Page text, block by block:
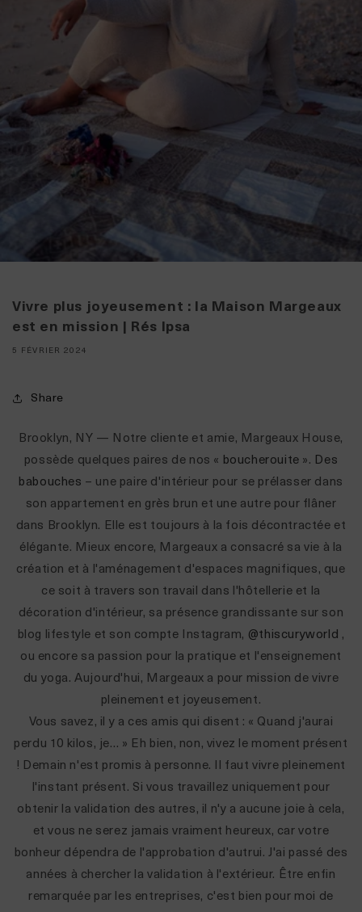
Vivre plus joyeusement : la Maison Margeaux
est en mission | Rés Ipsa
5 FÉVRIER 2024
Share
Brooklyn, NY — Notre cliente et amie, Margeaux House,
possède quelques paires de nos « boucherouite ». Des
babouches – une paire d'intérieur pour se prélasser dans
son appartement en grès brun et une autre pour flâner
dans Brooklyn. Elle est toujours à la fois décontractée et
élégante. Mieux encore, Margeaux a consacré sa vie à la
création et à l'aménagement d'espaces magnifiques, que
ce soit à travers son travail dans l'hôtellerie et la
décoration d'intérieur, sa présence grandissante sur son
blog lifestyle et son compte Instagram, @thiscuryworld ,
ou encore sa passion pour la pratique et l'enseignement
du yoga. Aujourd'hui, Margeaux a pour mission de vivre
pleinement et joyeusement.
Vous savez, il y a ces amis qui disent : « Quand j'aurai
perdu 10 kilos, je… » Eh bien, non, vivez le moment présent
! Demain n'est promis à personne. Il faut vivre pleinement
l'instant présent. Si vous travaillez uniquement pour
obtenir la validation des autres, il n'y a aucune joie à cela,
et vous ne serez jamais vraiment heureux, car votre
bonheur dépendra de l'approbation d'autrui. J'ai passé des
années à chercher la validation à l'extérieur. Être enfin
remarquée par les entreprises, c'est bien pour moi de